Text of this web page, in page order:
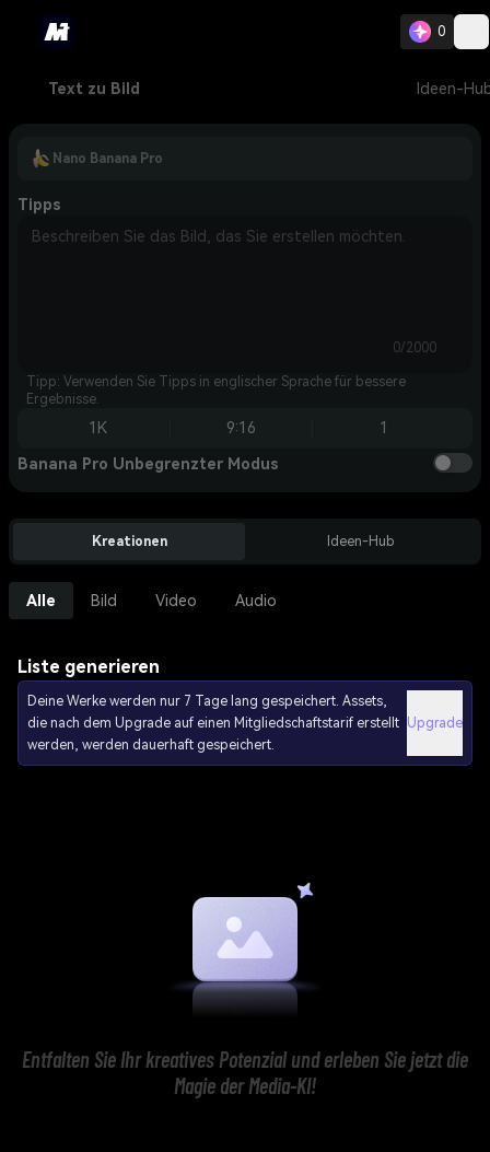
0
Text zu Bild Ideen-
Nano Banana Pro
Tipps
0/2000
Tipp: Verwenden Sie Tipps in englischer Sprache für bessere
Ergebnisse.
1K 9:16 1
Banana Pro Unbegrenzter Modus
Kreationen Ideen-Hub
Alle Bild Video Audio
Liste generieren
Deine Werke werden nur 7 Tage lang gespeichert. Assets,
die nach dem Upgrade auf einen Mitgliedschaftstarif erstellt
werden, werden dauerhaft gespeichert.
Upgrade
Entfalten Sie Ihr kreatives Potenzial und erleben Sie jetzt die
Magie der Media-KI!